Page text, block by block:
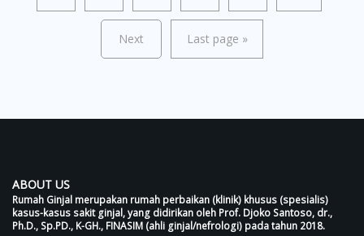
Next Last page »
ABOUT US
Rumah Ginjal merupakan rumah perbaikan (klinik) khusus (spesialis)
kasus-kasus sakit ginjal, yang didirikan oleh Prof. Djoko Santoso, dr.,
Ph.D., Sp.PD., K-GH., FINASIM (ahli ginjal/nefrologi) pada tahun 2018.